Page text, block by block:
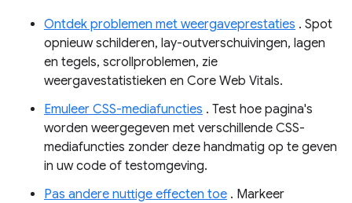
Ontdek problemen met weergaveprestaties . Spot
opnieuw schilderen, lay-outverschuivingen, lagen
en tegels, scrollproblemen, zie
weergavestatistieken en Core Web Vitals.
Emuleer CSS-mediafuncties . Test hoe pagina's
worden weergegeven met verschillende CSS-
mediafuncties zonder deze handmatig op te geven
in uw code of testomgeving.
Pas andere nuttige effecten toe . Markeer